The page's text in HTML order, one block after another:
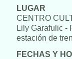
FECHAS Y
LUGAR
CENTRO
Lily Garafulic -
estación de